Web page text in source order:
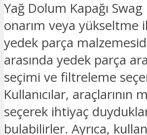
Yağ Dolum Kapağı
onarım veya yükseltme
yedek parça
arasında yedek parça
seçimi ve filtreleme
Kullanıcılar, araçlarının
seçerek ihtiyaç
bulabilirler. Ayrıca,